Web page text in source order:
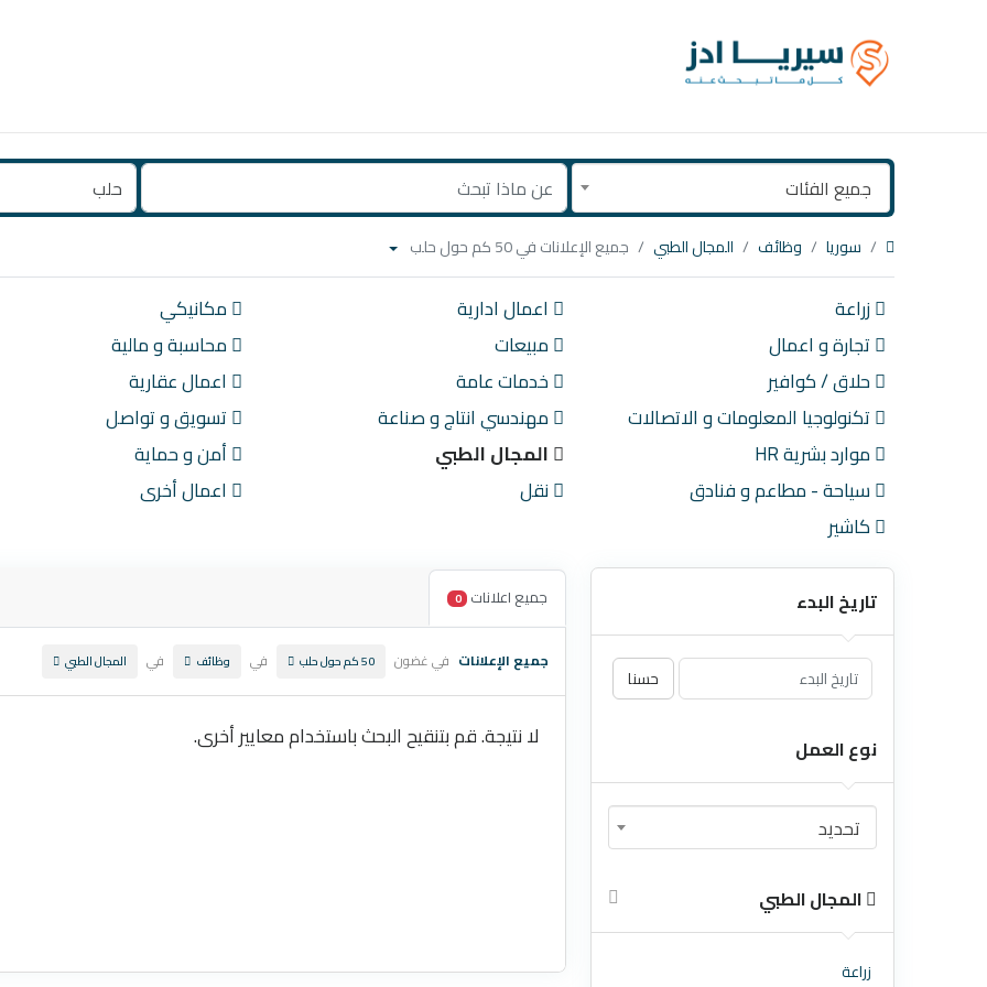
جميع الفئات
سوريا وظائف المجال الطبي جميع الإعلانات في 50 كم حول حلب
زراعة اعمال ادارية مكانيكي
تجارة و اعمال
مبيعات محاسبة و مالية
حلاق / كوافير
خدمات عامة اعمال عقارية
تكنولوجيا المعلومات و الاتصالات
مهندسي انتاج و صناعة تسويق و تواصل
موارد بشرية HR
المجال الطبي أمن و حماية
سياحة - مطاعم و فنادق
نقل اعمال أخرى
كاشير
تاريخ البدء
حسنا
نوع العمل
تحديد
المجال الطبي
زراعة
جميع اعلانات 0
جميع الإعلانات في غضون 50 كم حول حلب في وظائف في المجال الطبي
لا نتيجة. قم بتنقيح البحث باستخدام معايير أخرى.